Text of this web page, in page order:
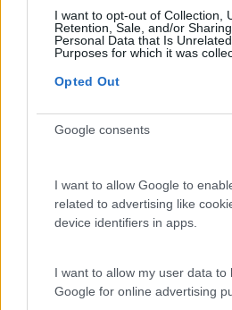
I want to opt-out of Collection,
Retention, Sale, and/or
Personal Data that Is
Purposes for which it was
Opted Out
Google consents
I want to allow Google to
related to advertising like
device identifiers in apps.
I want to allow my user data to
Google for online advertising
O futuro dos
decidir com
dados e os dados
Fazer perguntas
do piloto
“Formação em
meter a mão na